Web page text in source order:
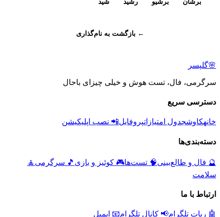
برشان برشیو رشید شید
← بازگشت به نام‌گذاری
🌸گلپسر
سرگرمی، فال، تست هوش و خیلی چیزای باحال
دسترسی سریع
خانهکاوشجدول امتیازاتپروفایل📲 نصب اپلیکیشن
دسته‌بندی‌ها
🔮 فال و طالع‌بینی🧠 تست‌ها🎮 کوئیز و بازی 🎵 سرگرمی 🧘
سلامت
ارتباط با ما
🤖 ربات تلگرام📢 کانال تلگرام📧 ایمیل